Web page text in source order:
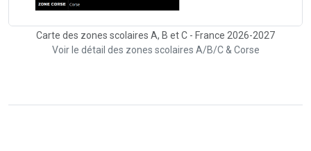
Carte des zones scolaires A, B et C - France 2026-2027
Voir le détail des zones scolaires A/B/C & Corse